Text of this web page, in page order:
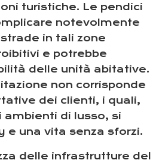
turistiche. Le pendici
notevolmente
in tali zone
e potrebbe
delle unità abitative.
non corrisponde
dei clienti, i quali,
ambienti di lusso, si
e una vita senza sforzi.
delle infrastrutture del